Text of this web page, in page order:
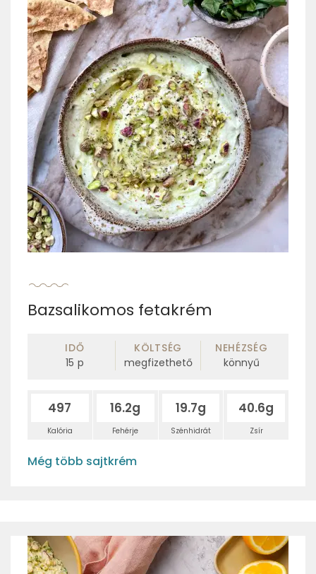
Bazsalikomos fetakrém
IDŐ
15 p
KÖLTSÉG
megfizethető
NEHÉZSÉG
könnyű
497
Kalória
16.2g
Fehérje
19.7g
Szénhidrát
40.6g
Zsír
Még több sajtkrém